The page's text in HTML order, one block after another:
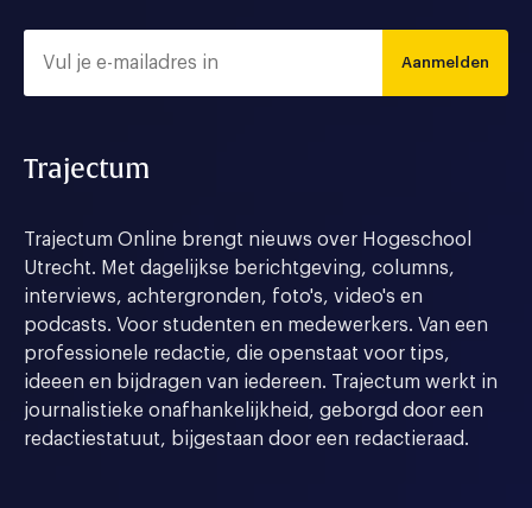
Aanmelden
Trajectum
Trajectum Online brengt nieuws over Hogeschool
Utrecht. Met dagelijkse berichtgeving, columns,
interviews, achtergronden, foto's, video's en
podcasts. Voor studenten en medewerkers. Van een
professionele redactie, die openstaat voor tips,
ideeen en bijdragen van iedereen. Trajectum werkt in
journalistieke onafhankelijkheid, geborgd door een
redactiestatuut, bijgestaan door een redactieraad.